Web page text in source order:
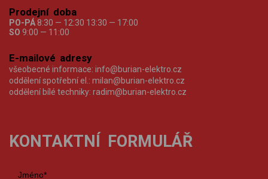
Prodejní doba
PO-PÁ 8:30 — 12:30 13:30 — 17:00
SO 9:00 — 11:00
E-mailové adresy
všeobecné informace: info@burian-elektro.cz
oddělení spotřební el.: milan@burian-elektro.cz
oddělení bílé techniky: radim@burian-elektro.cz
KONTAKTNÍ FORMULÁŘ